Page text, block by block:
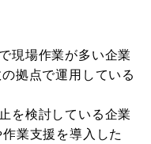
現場作業が多い企業
拠点で運用している
を検討している企業
業支援を導入した